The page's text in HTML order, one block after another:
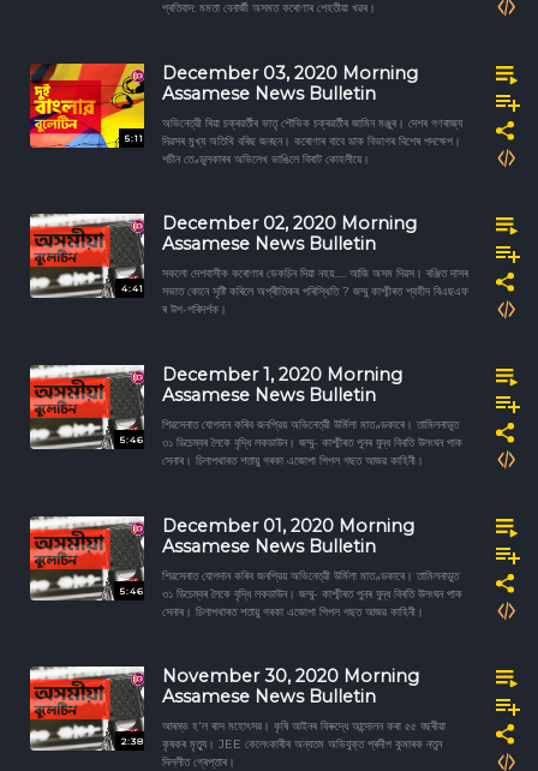
প্ৰতিবাদ: মমতা বেনার্জী অসমত কৰোণাৰ শেহতীয়া খৱৰ।
5:11
December 03, 2020 Morning
Assamese News Bulletin
অভিনেত্রী ৰিয়া চক্ৰৱৰ্তীৰ ভাতৃ শৌভিক চক্ৰৱৰ্তীৰ জামিন মঞ্জুৰ। দেশৰ গণৰাজ্য
দিৱসৰ মুখ্য অতিথি বৰিছ জনছন। কৰোণাৰ বাবে ডাক বিভাগৰ বিশেষ পদক্ষেপ।
শচীন তেণ্ডুলকাৰৰ অভিলেখ ভাঙিলে বিৰাট কোহলীয়ে।
4:41
December 02, 2020 Morning
Assamese News Bulletin
সকলো দেশবাসীক কৰোণাৰ ভেকচিন দিয়া নহয়..... আজি অসম দিৱস। ৰঞ্জিত দাসৰ
সভাত কোনে সৃষ্টি কৰিলে অপ্ৰীতিকৰ পৰিস্থিতি ? জম্মু কাশ্মীৰত শ্বহীদ বিএছএফ
ৰ উপ-পৰিদৰ্শক।
5:46
December 1, 2020 Morning
Assamese News Bulletin
শিৱসেনাত যোগদান কৰিব জনপ্রিয় অভিনেত্রী উৰ্মিলা মাতণ্ডকাৰে। তামিলনাডুত
৩১ ডিচেম্বৰ লৈকে বৃদ্ধি লকডাউন। জম্মু- কাশ্মীৰত পুনৰ যুদ্ধ বিৰতি উলংঘন পাক
সেনাৰ। চিলাপথাৰত শতায়ু গৰকা এজোপা পিপল গছত আজৱ কাহিনী।
5:46
December 01, 2020 Morning
Assamese News Bulletin
শিৱসেনাত যোগদান কৰিব জনপ্রিয় অভিনেত্রী উৰ্মিলা মাতণ্ডকাৰে। তামিলনাডুত
৩১ ডিচেম্বৰ লৈকে বৃদ্ধি লকডাউন। জম্মু- কাশ্মীৰত পুনৰ যুদ্ধ বিৰতি উলংঘন পাক
সেনাৰ। চিলাপথাৰত শতায়ু গৰকা এজোপা পিপল গছত আজৱ কাহিনী।
2:38
November 30, 2020 Morning
Assamese News Bulletin
আৰম্ভ হ'ল ৰাস মহোৎসৱ। কৃষি আইনৰ বিৰুদ্ধে আন্দোলন কৰা ৫৫ বছৰীয়া
কৃষকৰ মৃত্যু। JEE কেলেংকাৰীৰ অন্যতম অভিযুক্ত প্ৰদীপ কুমাৰক নতুন
দিল্লীত গ্ৰেপ্তাৰ।